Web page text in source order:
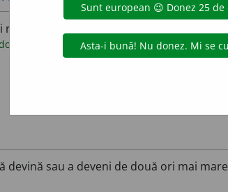
rezultatul ei.
devină sau a deveni de două ori mai